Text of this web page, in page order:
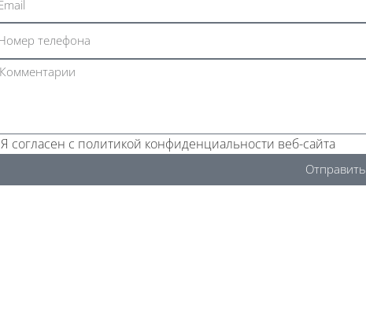
Я согласен с политикой конфиденциальности веб-сайта
Отправить